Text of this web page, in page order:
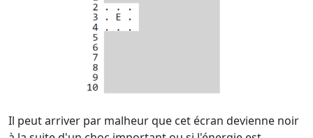
Il peut arriver par malheur que cet écran devienne noir